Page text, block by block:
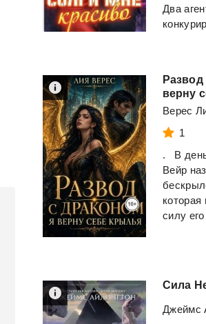
Два
верну
Верес
1
. В
Вейр
которая
силу
Сила
Джеймс